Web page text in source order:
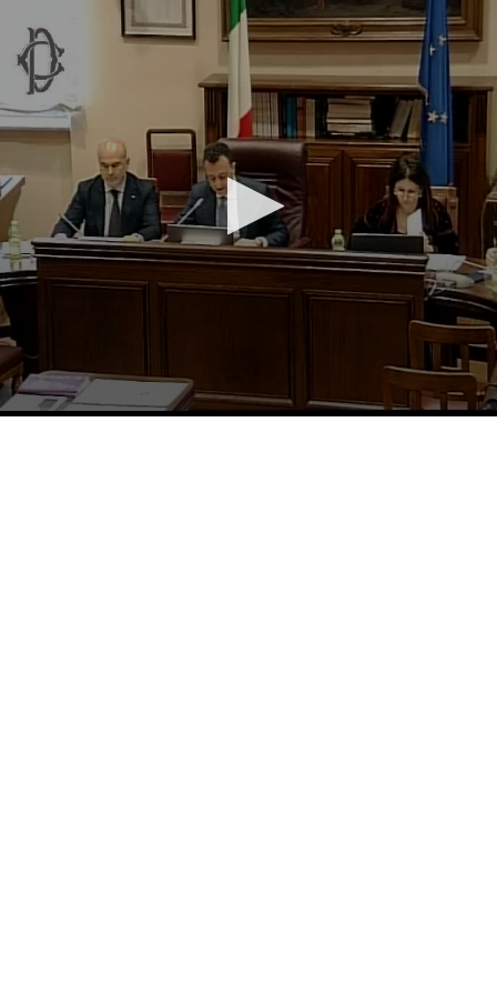
Vai al contenuto principale
WebTV Camera dei Deputati
Vai al menu di navigazione
Contenuto
Fine contenuto
Vai al contenuto principale Vai al menu di navigazione